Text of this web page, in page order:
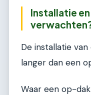
Installatie
De installatie
langer dan een
Waar een op-